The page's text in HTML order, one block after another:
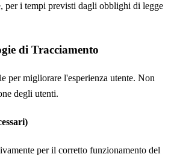
per i tempi previsti dagli obblighi di legge
di Tracciamento
per migliorare l'esperienza utente. Non
degli utenti.
per il corretto funzionamento del